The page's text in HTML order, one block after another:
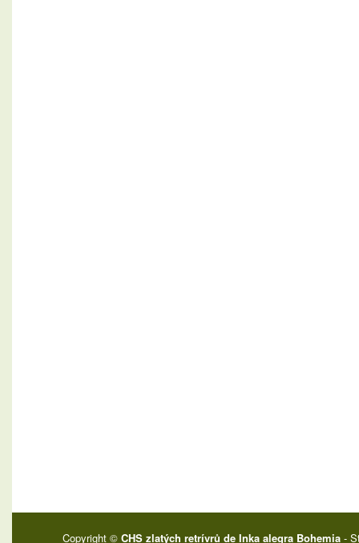
Copyright © CHS zlatých retrívrů de Inka alegra Bohemia -